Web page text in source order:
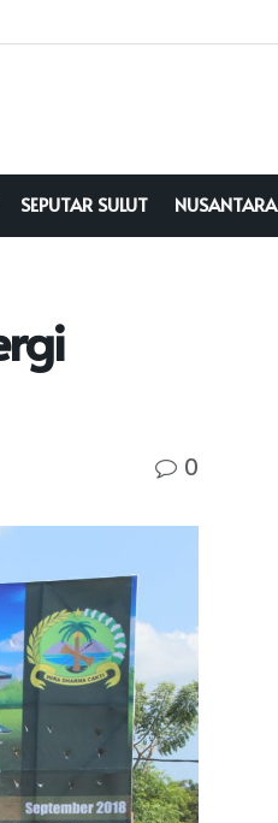
SEPUTAR SULUT NUSANTARA
0